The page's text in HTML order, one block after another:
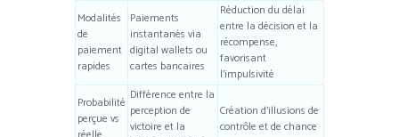
Modalités
de
paiement
rapides
Paiements
instantanés via
digital wallets ou
cartes bancaires
Réduction du délai
entre la décision et la
récompense,
favorisant
l’impulsivité
Probabilité
perçue vs
Différence entre la
perception de
victoire et la
Création d’illusions de
contrôle et de chance